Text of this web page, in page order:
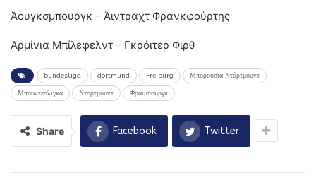
Άουγκσμπουργκ – Άιντραχτ Φρανκφούρτης
Αρμίνια Μπίλεφελντ – Γκρόιτερ Φιρθ
bundesliga dortmund Freiburg Μπορούσια Ντόρτμουντ
Μπουντεσλιγκα Ντορτμουντ Φράιμπουργκ
Share Facebook Twitter